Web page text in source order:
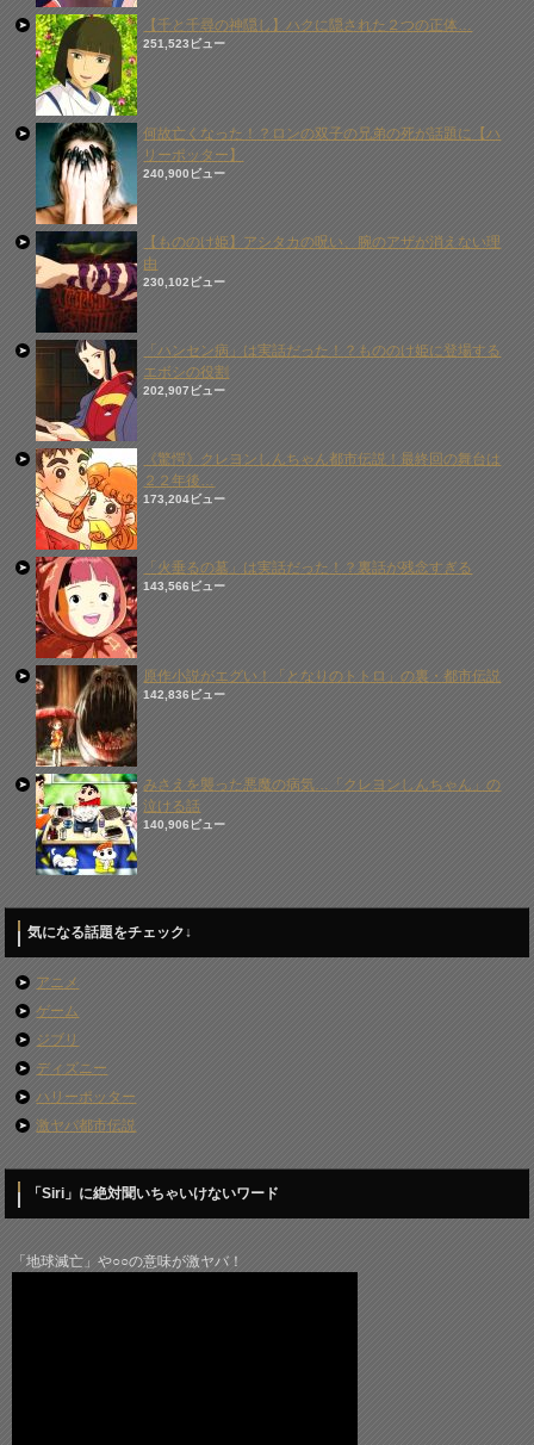
【千と千尋の神隠し】ハクに隠された２つの正体…
251,523ビュー
何故亡くなった！？ロンの双子の兄弟の死が話題に【ハ
リーポッター】
240,900ビュー
【もののけ姫】アシタカの呪い、腕のアザが消えない理
由
230,102ビュー
「ハンセン病」は実話だった！？もののけ姫に登場する
エボシの役割
202,907ビュー
《驚愕》クレヨンしんちゃん都市伝説！最終回の舞台は
２２年後…
173,204ビュー
「火垂るの墓」は実話だった！？裏話が残念すぎる
143,566ビュー
原作小説がエグい！「となりのトトロ」の裏・都市伝説
142,836ビュー
みさえを襲った悪魔の病気…「クレヨンしんちゃん」の
泣ける話
140,906ビュー
気になる話題をチェック↓
アニメ
ゲーム
ジブリ
ディズニー
ハリーポッター
激ヤバ都市伝説
「Siri」に絶対聞いちゃいけないワード
「地球滅亡」や○○の意味が激ヤバ！